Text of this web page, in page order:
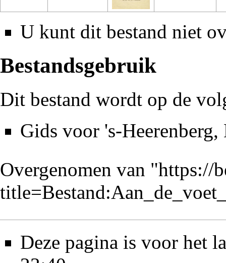
U kunt dit bestand niet
Bestandsgebruik
Dit bestand wordt op de
Gids voor 's-Heerenberg,
Overgenomen van "https://
Deze pagina is voor het